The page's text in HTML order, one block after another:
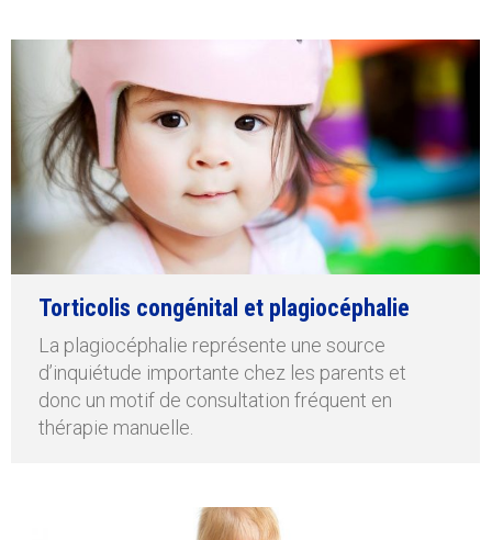
Torticolis congénital et plagiocéphalie
La plagiocéphalie représente une source
d’inquiétude importante chez les parents et
donc un motif de consultation fréquent en
thérapie manuelle.